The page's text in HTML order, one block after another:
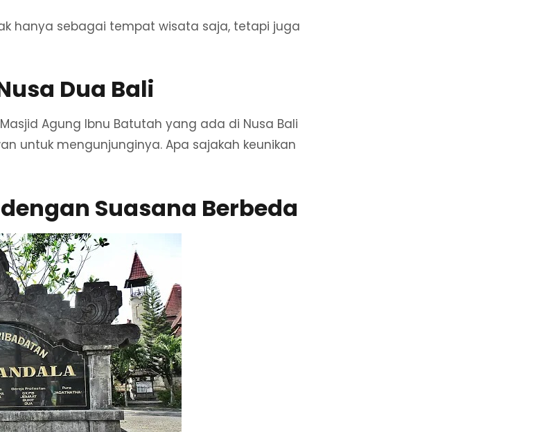
hanya sebagai tempat wisata saja, tetapi juga
Dua Bali
Agung Ibnu Batutah yang ada di Nusa Bali
untuk mengunjunginya. Apa sajakah keunikan
Suasana Berbeda